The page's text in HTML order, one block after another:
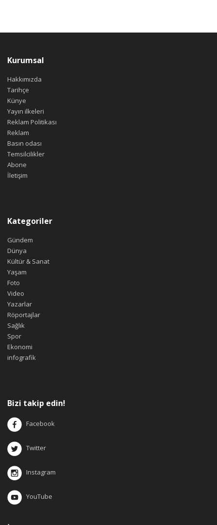
Kurumsal
Hakkımızda
Tarihçe
Künye
Yayın ilkeleri
Reklam Politikası
Reklam
Basın odası
Temsilcilikler
Abone
İletişim
Kategoriler
Gündem
Dünya
Kültür & Sanat
Yaşam
Foto
Video
Yazarlar
Röportajlar
Sağlık
Spor
Ekonomi
infografik
Bizi takip edin!
Facebook
Twitter
Instagram
YouTube